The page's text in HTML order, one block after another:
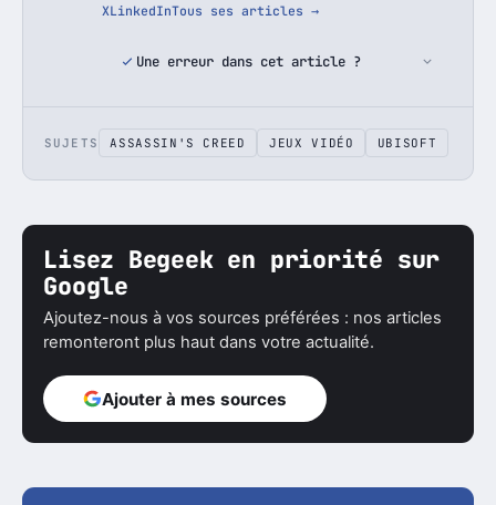
XLinkedInTous ses articles →
Une erreur dans cet article ?
SUJETS ASSASSIN'S CREED JEUX VIDÉO UBISOFT
Lisez Begeek en priorité sur
Google
Ajoutez-nous à vos sources préférées : nos articles
remonteront plus haut dans votre actualité.
Ajouter à mes sources